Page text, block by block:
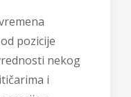
pozicije
nekog
i